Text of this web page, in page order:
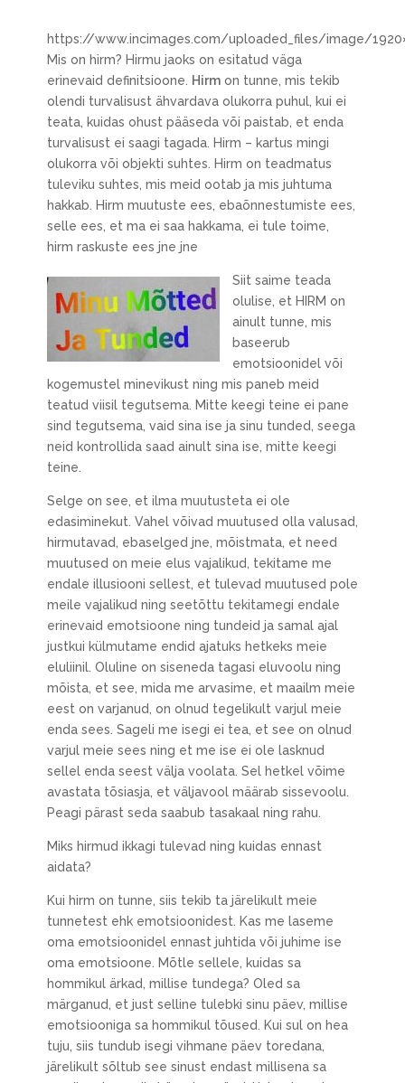
https://www.incimages.com/uploaded_files/image/
Mis on hirm? Hirmu jaoks on esitatud väga
erinevaid definitsioone. Hirmon tunne, mis tekib
olendi turvalisust ähvardava olukorra puhul, kui ei
teata, kuidas ohust pääseda või paistab, et enda
turvalisust ei saagi tagada. Hirm – kartus mingi
olukorra või objekti suhtes. Hirm on teadmatus
tuleviku suhtes, mis meid ootab ja mis juhtuma
hakkab. Hirm muutuste ees, ebaõnnestumiste ees,
selle ees, et ma ei saa hakkama, ei tule toime,
hirm raskuste ees jne jne
Siit saime teada
olulise, et HIRM on
ainult tunne, mis
baseerub
emotsioonidel või
kogemustel minevikust ning mis paneb meid
teatud viisil tegutsema. Mitte keegi teine ei pane
sind tegutsema, vaid sina ise ja sinu tunded, seega
neid kontrollida saad ainult sina ise, mitte keegi
teine.
Selge on see, et ilma muutusteta ei ole
edasiminekut. Vahel võivad muutused olla valusad,
hirmutavad, ebaselged jne, mõistmata, et need
muutused on meie elus vajalikud, tekitame me
endale illusiooni sellest, et tulevad muutused pole
meile vajalikud ning seetõttu tekitamegi endale
erinevaid emotsioone ning tundeid ja samal ajal
justkui külmutame endid ajatuks hetkeks meie
eluliinil. Oluline on siseneda tagasi eluvoolu ning
mõista, et see, mida me arvasime, et maailm meie
eest on varjanud, on olnud tegelikult varjul meie
enda sees. Sageli me isegi ei tea, et see on olnud
varjul meie sees ning et me ise ei ole lasknud
sellel enda seest välja voolata. Sel hetkel võime
avastata tõsiasja, et väljavool määrab sissevoolu.
Peagi pärast seda saabub tasakaal ning rahu.
Miks hirmud ikkagi tulevad ning kuidas ennast
aidata?
Kui hirm on tunne, siis tekib ta järelikult meie
tunnetest ehk emotsioonidest. Kas me laseme
oma emotsioonidel ennast juhtida või juhime ise
oma emotsioone. Mõtle sellele, kuidas sa
hommikul ärkad, millise tundega? Oled sa
märganud, et just selline tulebki sinu päev, millise
emotsiooniga sa hommikul tõused. Kui sul on hea
tuju, siis tundub isegi vihmane päev toredana,
järelikult sõltub see sinust endast millisena sa